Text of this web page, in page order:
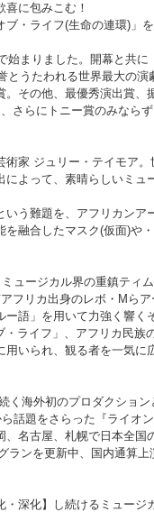
に包みこむ！
・ライフ(生命の連環)」
始まりました。開幕と共
うたわれる世界最大の
その他、最優秀演出賞、
さらにトニー賞のみなら
家 ジュリー・テイモア
よって、素晴らしいミュ
う難題を、アフリカンア
融合したマスク(仮面)や
ュージカル界の重鎮ティ
フリカ出身のレボ・Mら
語」を用いて力強く響く
ライフ」、アフリカ民族
いられ、観る者を一気に
く海外初のプロダクショ
話題をさらった『ライオ
名古屋、札幌で日本全国
ンを更新中、国内通算上
深化】し続けるミュージ